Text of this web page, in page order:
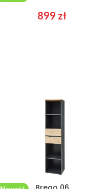
899 zł